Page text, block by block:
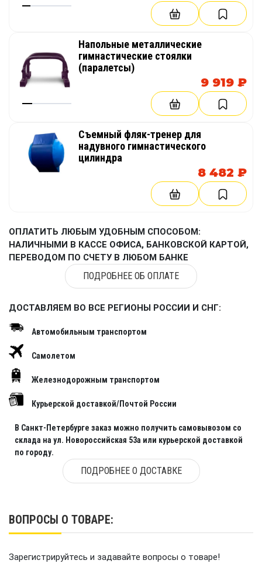
Напольные металлические
гимнастические стоялки
(паралетсы)
9 919 ₽
Съемный фляк-тренер для
надувного гимнастического
цилиндра
8 482 ₽
ОПЛАТИТЬ ЛЮБЫМ УДОБНЫМ СПОСОБОМ:
НАЛИЧНЫМИ В КАССЕ ОФИСА, БАНКОВСКОЙ КАРТОЙ,
ПЕРЕВОДОМ ПО СЧЕТУ В ЛЮБОМ БАНКЕ
ПОДРОБНЕЕ ОБ ОПЛАТЕ
ДОСТАВЛЯЕМ ВО ВСЕ РЕГИОНЫ РОССИИ И СНГ:
Автомобильным транспортом
Самолетом
Железнодорожным транспортом
Курьерской доставкой/Почтой России
В Санкт-Петербурге заказ можно получить самовывозом со
склада на ул. Новороссийская 53а или курьерской доставкой
по городу.
ПОДРОБНЕЕ О ДОСТАВКЕ
ВОПРОСЫ О ТОВАРЕ:
Зарегистрируйтесь и задавайте вопросы о товаре!